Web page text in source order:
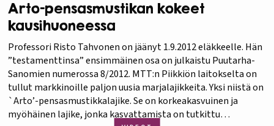
Arto-pensasmustikan kokeet
kausihuoneessa
Professori Risto Tahvonen on jäänyt 1.9.2012 eläkkeelle. Hän
”testamenttinsa” ensimmäinen osa on julkaistu Puutarha-
Sanomien numerossa 8/2012. MTT:n Piikkiön laitokselta on
tullut markkinoille paljon uusia marjalajikkeita. Yksi niistä on
`Arto’-pensasmustikkalajike. Se on korkeakasvuinen ja
myöhäinen lajike, jonka kasvattamista on tutkittu